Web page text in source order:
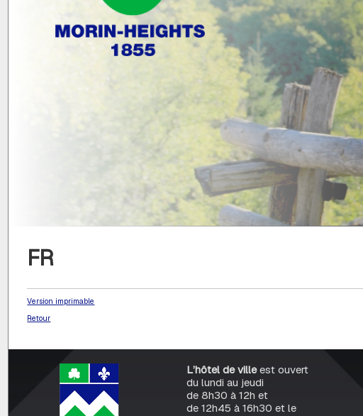
FR
Version imprimable
Retour
L’hôtel de villeest ouvert
du lundi au jeudi
de 8h30 à 12h et
de 12h45 à 16h30 et le